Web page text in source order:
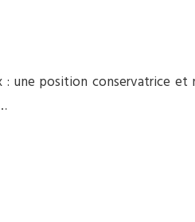
: une position conservatrice